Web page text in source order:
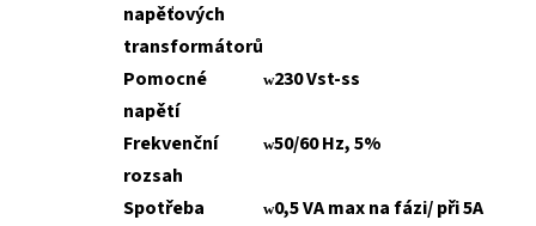
napěťových
transformátorů
Pomocné
napětí
w230 Vst-ss
Frekvenční
rozsah
w50/60 Hz, 5%
Spotřeba w0,5 VA max na fázi/ při 5A